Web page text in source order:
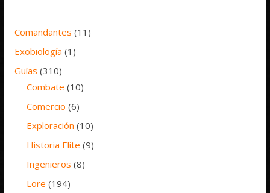
Comandantes (11)
Exobiología (1)
Guías (310)
Combate (10)
Comercio (6)
Exploración (10)
Historia Elite (9)
Ingenieros (8)
Lore (194)